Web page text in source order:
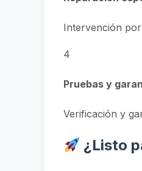
Intervención
4
Pruebas y
Verificación y
¿Listo